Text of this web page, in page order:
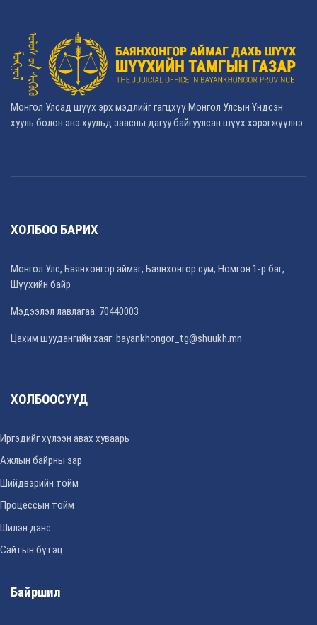
Монгол Улсад шүүх эрх мэдлийг гагцхүү Монгол Улсын Үндсэн
хууль болон энэ хуульд заасны дагуу байгуулсан шүүх хэрэгжүүлнэ.
ХОЛБОО БАРИХ
Монгол Улс, Баянхонгор аймаг, Баянхонгор сум, Номгон 1-р баг,
Шүүхийн байр
Мэдээлэл лавлагаа: 70440003
Цахим шуудангийн хаяг: bayankhongor_tg@shuukh.mn
ХОЛБООСУУД
Иргэдийг хүлээн авах хуваарь
Ажлын байрны зар
Шийдвэрийн тойм
Процессын тойм
Шилэн данс
Сайтын бүтэц
Байршил